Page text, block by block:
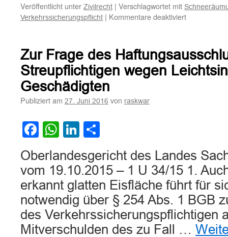
Veröffentlicht unter Zivilrecht | Verschlagwortet mit
Verkehrssicherungspflicht | Kommentare deaktiviertfür
bei
Schneefall
Zur Frage des
Streupflichtigen wegen
Geschädigten
Publiziert am 27. Juni 2016 von raskwar
Facebook
WhatsApp
LinkedIn
Oberlandesgericht des Landes
vom 19.10.2015 – 1 U 34/15 1.
erkannt glatten Eisfläche führt für
notwendig über § 254 Abs. 1 BGB
des Verkehrssicherungspflichtigen
Mitverschulden des zu Fall …